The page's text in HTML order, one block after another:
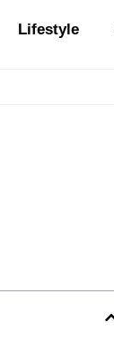
Lifestyle